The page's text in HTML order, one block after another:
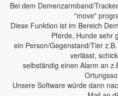
Bei dem Demenzarmband/
"move"
Diese Funktion ist im Bereich
Pferde, Hunde sehr
ein Person/Gegenstand/Tier
verlässt,
selbständig einen Alarm an
Unsere Software würde dann